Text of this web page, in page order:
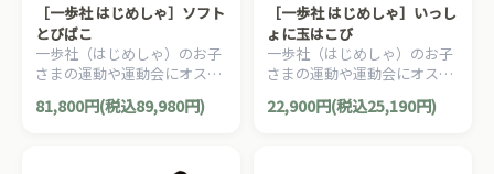
［一歩社 はじめしゃ］ソフト
とびばこ
一歩社（はじめしゃ）のお子
さまの運動や運動会にオスス
な素材の跳び箱運動用品で
81,800円(税込89,980円)
［一歩社 はじめしゃ］いっし
ょに玉はこび
一歩社（はじめしゃ）のお子
さまの運動や運動会にオスス
協力して玉を落とさないよう
22,900円(税込25,190円)